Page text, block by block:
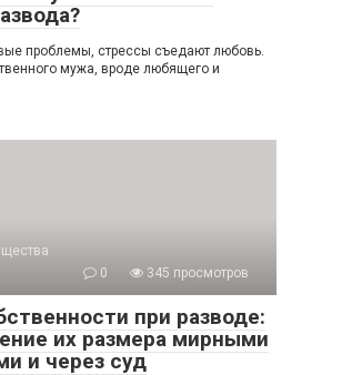
проблемы, стрессы съедают любовь.
мужа, вроде любящего и
0
345 просмотров
при разводе:
их размера мирными
и через суд